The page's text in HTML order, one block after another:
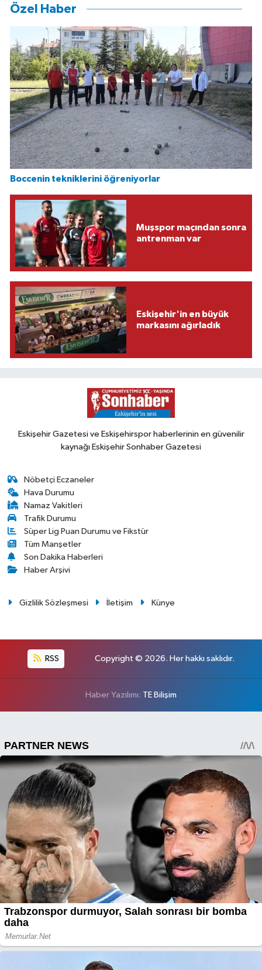
Özel Haber
Boccenin tekniklerini öğreniyorlar
Muşspor maçından sonra
antrenman var
Eskişehir'in en büyük
markasını ağırladık
Eskişehir Gazetesi ve Eskişehirspor haberlerinin en güvenilir
kaynağı Eskişehir Sonhaber Gazetesi
Nöbetçi Eczaneler
Hava Durumu
Namaz Vakitleri
Trafik Durumu
Süper Lig Puan Durumu ve Fikstür
Tüm Manşetler
Son Dakika Haberleri
Haber Arşivi
Gizlilik Sözleşmesi İletişim Künye
RSS Copyright © 2026. Her hakkı saklıdır.
Haber Yazılımı: TE Bilişim